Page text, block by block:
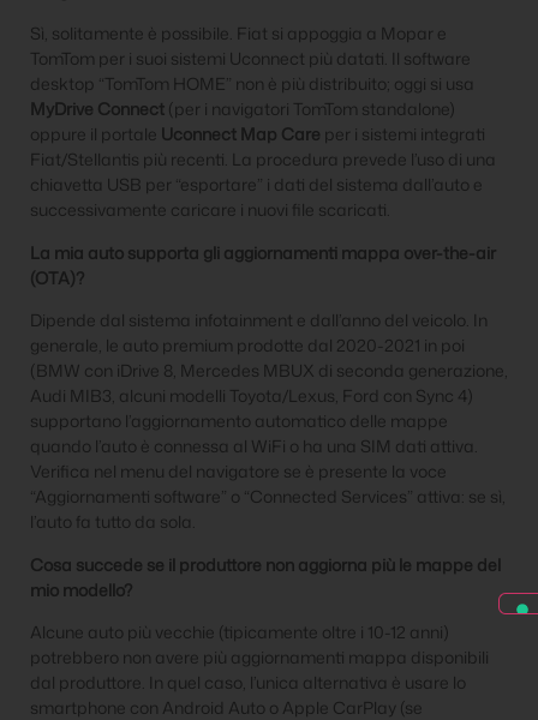
Sì, solitamente è possibile. Fiat si appoggia a Mopar e
TomTom per i suoi sistemi Uconnect più datati. Il software
desktop “TomTom HOME” non è più distribuito; oggi si usa
MyDrive Connect (per i navigatori TomTom standalone)
oppure il portale Uconnect Map Care per i sistemi integrati
Fiat/Stellantis più recenti. La procedura prevede l’uso di una
chiavetta USB per “esportare” i dati del sistema dall’auto e
successivamente caricare i nuovi file scaricati.
La mia auto supporta gli aggiornamenti mappa over-the-air
(OTA)?
Dipende dal sistema infotainment e dall’anno del veicolo. In
generale, le auto premium prodotte dal 2020-2021 in poi
(BMW con iDrive 8, Mercedes MBUX di seconda generazione,
Audi MIB3, alcuni modelli Toyota/Lexus, Ford con Sync 4)
supportano l’aggiornamento automatico delle mappe
quando l’auto è connessa al WiFi o ha una SIM dati attiva.
Verifica nel menu del navigatore se è presente la voce
“Aggiornamenti software” o “Connected Services” attiva: se sì,
l’auto fa tutto da sola.
Cosa succede se il produttore non aggiorna più le mappe del
mio modello?
Alcune auto più vecchie (tipicamente oltre i 10-12 anni)
potrebbero non avere più aggiornamenti mappa disponibili
dal produttore. In quel caso, l’unica alternativa è usare lo
smartphone con Android Auto o Apple CarPlay (se